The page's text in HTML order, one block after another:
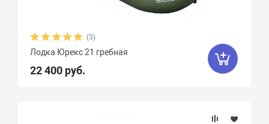
(3)
Лодка Юрекс 21 гребная
22 400 руб.